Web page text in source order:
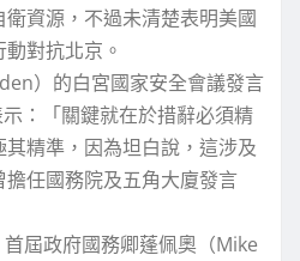
資源，不過未清楚表明美國
對抗北京。
）的白宮國家安全會議發言
：「關鍵就在於措辭必須精
精準，因為坦白說，這涉及
任國務院及五角大廈發言
屆政府國務卿蓬佩奧（Mike